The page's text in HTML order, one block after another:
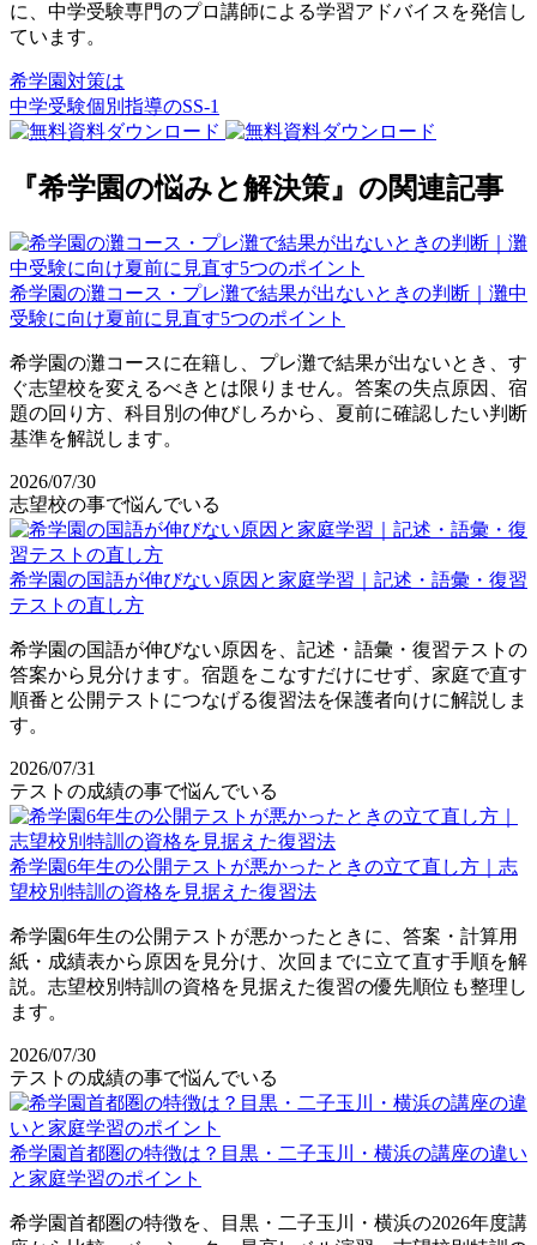
に、中学受験専門のプロ講師による学習アドバイスを発信し
ています。
希学園対策は
中学受験個別指導のSS-1
『希学園の悩みと解決策』の関連記事
希学園の灘コース・プレ灘で結果が出ないときの判断｜灘中
受験に向け夏前に見直す5つのポイント
希学園の灘コースに在籍し、プレ灘で結果が出ないとき、す
ぐ志望校を変えるべきとは限りません。答案の失点原因、宿
題の回り方、科目別の伸びしろから、夏前に確認したい判断
基準を解説します。
2026/07/30
志望校の事で悩んでいる
希学園の国語が伸びない原因と家庭学習｜記述・語彙・復習
テストの直し方
希学園の国語が伸びない原因を、記述・語彙・復習テストの
答案から見分けます。宿題をこなすだけにせず、家庭で直す
順番と公開テストにつなげる復習法を保護者向けに解説しま
す。
2026/07/31
テストの成績の事で悩んでいる
希学園6年生の公開テストが悪かったときの立て直し方｜志
望校別特訓の資格を見据えた復習法
希学園6年生の公開テストが悪かったときに、答案・計算用
紙・成績表から原因を見分け、次回までに立て直す手順を解
説。志望校別特訓の資格を見据えた復習の優先順位も整理し
ます。
2026/07/30
テストの成績の事で悩んでいる
希学園首都圏の特徴は？目黒・二子玉川・横浜の講座の違い
と家庭学習のポイント
希学園首都圏の特徴を、目黒・二子玉川・横浜の2026年度講